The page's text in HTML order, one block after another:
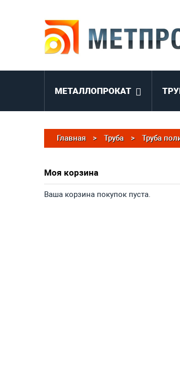
МЕТАЛЛОПРОКАТ
Главная > Труба > Труба
Моя корзина
Ваша корзина покупок пуста.